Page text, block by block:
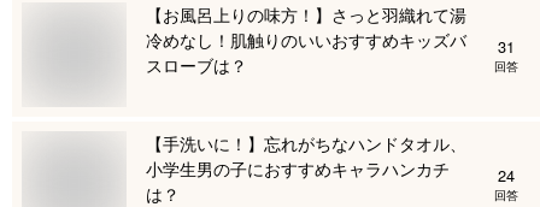
【お風呂上りの味方！】さっと羽織れて湯
冷めなし！肌触りのいいおすすめキッズバ
スローブは？
31
回答
【手洗いに！】忘れがちなハンドタオル、
小学生男の子におすすめキャラハンカチ
は？
24
回答